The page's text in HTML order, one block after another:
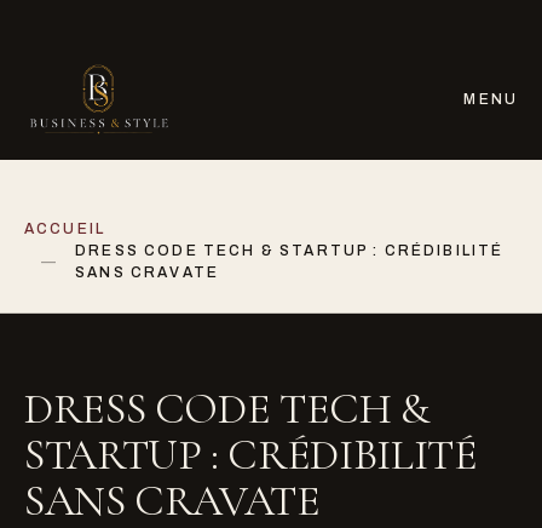
MENU
ACCUEIL
DRESS CODE TECH & STARTUP : CRÉDIBILITÉ
SANS CRAVATE
DRESS CODE TECH &
STARTUP : CRÉDIBILITÉ
SANS CRAVATE